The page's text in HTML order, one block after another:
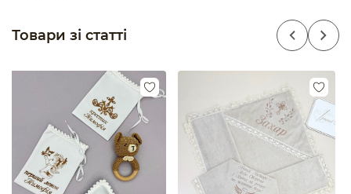
Товари зі статті